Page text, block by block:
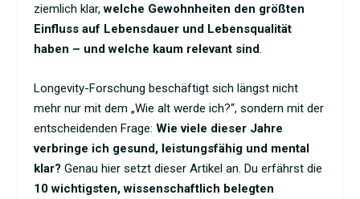
ziemlich klar,welche Gewohnheiten den größten
Einfluss auf Lebensdauer und Lebensqualität
haben – und welche kaum relevant sind.
Longevity-Forschung beschäftigt sich längst nicht
mehr nur mit dem „Wie alt werde ich?“, sondern mit der
entscheidenden Frage:Wie viele dieser Jahre
verbringe ich gesund, leistungsfähig und mental
klar? Genau hier setzt dieser Artikel an. Du erfährst die
10 wichtigsten, wissenschaftlich belegten